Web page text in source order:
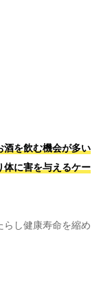
を飲む機会が多い
に害を与えるケー
し健康寿命を縮め